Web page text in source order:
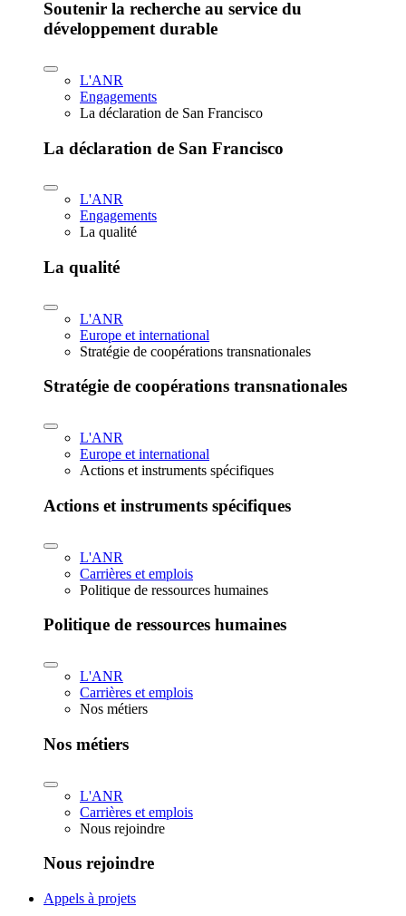
Soutenir la recherche au service du
développement durable
L'ANR
Engagements
La déclaration de San Francisco
La déclaration de San Francisco
L'ANR
Engagements
La qualité
La qualité
L'ANR
Europe et international
Stratégie de coopérations transnationales
Stratégie de coopérations transnationales
L'ANR
Europe et international
Actions et instruments spécifiques
Actions et instruments spécifiques
L'ANR
Carrières et emplois
Politique de ressources humaines
Politique de ressources humaines
L'ANR
Carrières et emplois
Nos métiers
Nos métiers
L'ANR
Carrières et emplois
Nous rejoindre
Nous rejoindre
Appels à projets